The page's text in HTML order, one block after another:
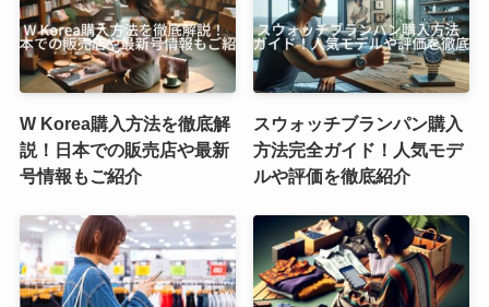
W Korea購入方法を徹底解
説！日本での販売店や最新
号情報もご紹介
スウォッチブランパン購入
方法完全ガイド！人気モデ
ルや評価を徹底紹介